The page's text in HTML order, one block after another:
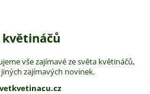
květináčů
vše zajímavé ze světa květináčů,
zajímavých novinek.